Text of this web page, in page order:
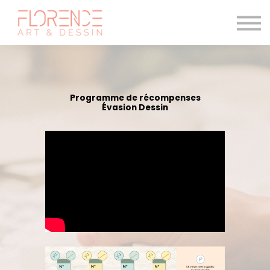
Le magazine
Blogue
Programme de récompenses
Évasion Dessin